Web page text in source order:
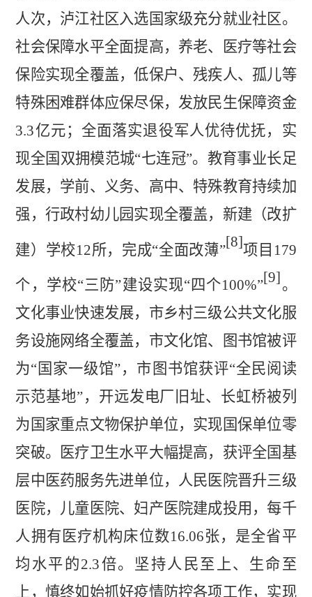
人次，泸江社区入选国家级充分就业社区。
社会保障水平全面提高，养老、医疗等社会
保险实现全覆盖，低保户、残疾人、孤儿等
特殊困难群体应保尽保，发放民生保障资金
3.3亿元；全面落实退役军人优待优抚，实
现全国双拥模范城“七连冠”。教育事业长足
发展，学前、义务、高中、特殊教育持续加
强，行政村幼儿园实现全覆盖，新建（改扩
建）学校12所，完成“全面改薄”[8]项目 179
个，学校“三防”建设实现“四个100%”[9]。
文化事业快速发展，市乡村三级公共文化服
务设施网络全覆盖，市文化馆、图书馆被评
为“国家一级馆”，市图书馆获评“全民阅读
示范基地”，开远发电厂旧址、长虹桥被列
为国家重点文物保护单位，实现国保单位零
突破。医疗卫生水平大幅提高，获评全国基
层中医药服务先进单位，人民医院晋升三级
医院，儿童医院、妇产医院建成投用，每千
人拥有医疗机构床位数16.06张，是全省平
均水平的2.3倍。坚持人民至上、生命至
上，慎终如始抓好疫情防控各项工作，实现